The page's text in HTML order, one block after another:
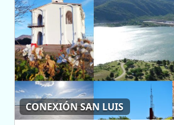
CONEXIÓN SAN LUIS